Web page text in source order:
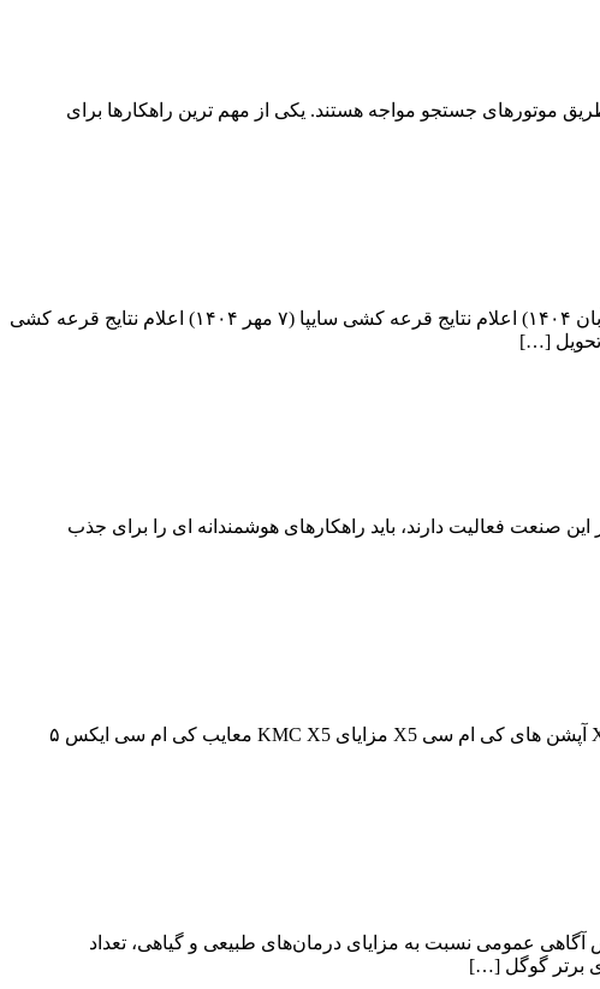
موتورهای جستجو مواجه هستند. یکی از مهم ترین راهکارها برای
فهرست مطالب آخرین وضعیت قرعه‌کشی سایپا انجام قرعه کشی سایپا (۲۴ آبان ۱۴۰۴) اعلام نتایج قرعه کشی چانگان سایپا (۱۳ آبان ۱۴۰۴) اعلام نتایج قرعه کشی سایپا (۷ مهر ۱۴۰۴) اعلام نتایج قرعه کشی
صنعت فعالیت دارند، باید راهکارهای هوشمندانه ای را برای جذب
فهرست مطالب معرفی کی ام سی X5 طراحی ظاهری KMC X5 طراحی داخلی کی ام سی ایکس ۵ مشخصات فنی کی ام سی X5 آپشن های کی ام سی X5 مزایای KMC X5 معایب کی ام سی ایکس ۵
عمومی نسبت به مزایای درمان‌های طبیعی و گیاهی، تعداد
برتر گوگل […]